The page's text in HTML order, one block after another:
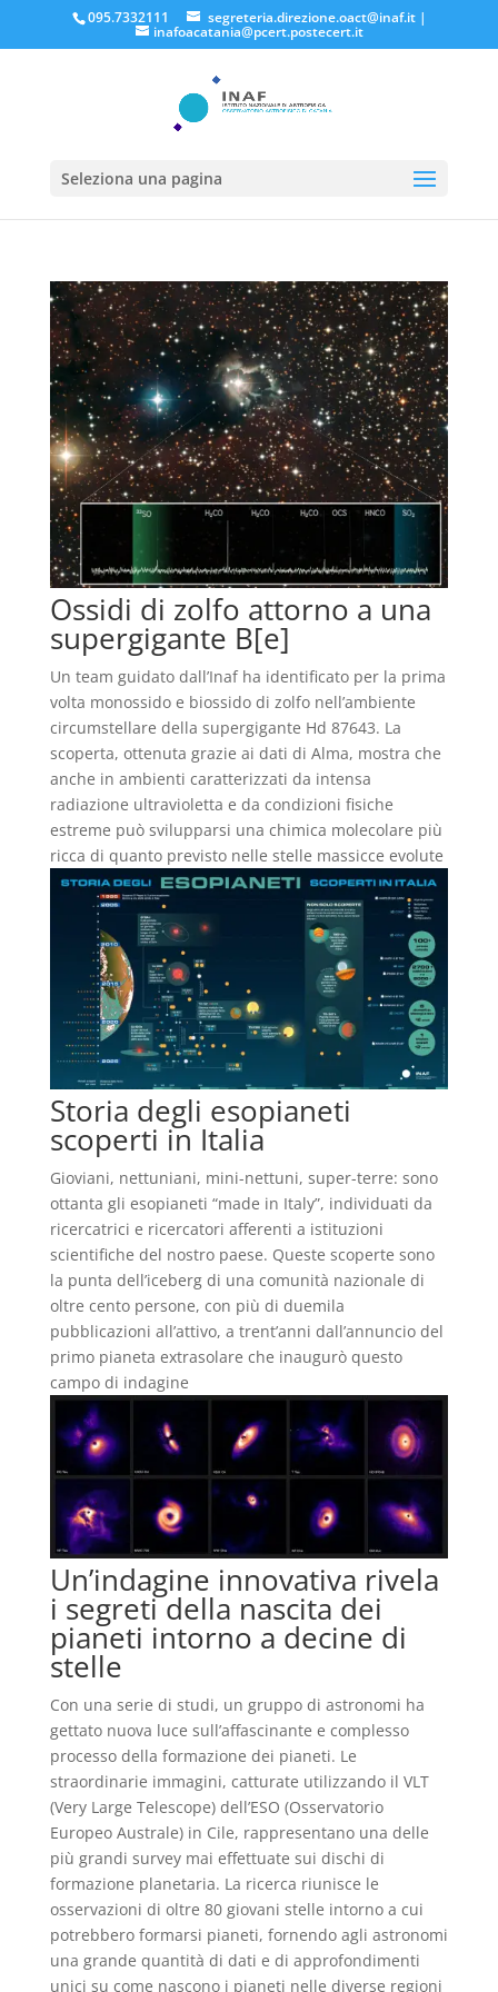
095.7332111 segreteria.direzione.oact@inaf.it|
inafoacatania@pcert.postecert.it
Seleziona una pagina
Ossidi di zolfo attorno a una
supergigante B[e]
Un team guidato dall’Inaf ha identificato per la prima
volta monossido e biossido di zolfo nell’ambiente
circumstellare della supergigante Hd 87643. La
scoperta, ottenuta grazie ai dati di Alma, mostra che
anche in ambienti caratterizzati da intensa
radiazione ultravioletta e da condizioni fisiche
estreme può svilupparsi una chimica molecolare più
ricca di quanto previsto nelle stelle massicce evolute
Storia degli esopianeti
scoperti in Italia
Gioviani, nettuniani, mini-nettuni, super-terre: sono
ottanta gli esopianeti “made in Italy”, individuati da
ricercatrici e ricercatori afferenti a istituzioni
scientifiche del nostro paese. Queste scoperte sono
la punta dell’iceberg di una comunità nazionale di
oltre cento persone, con più di duemila
pubblicazioni all’attivo, a trent’anni dall’annuncio del
primo pianeta extrasolare che inaugurò questo
campo di indagine
Un’indagine innovativa rivela
i segreti della nascita dei
pianeti intorno a decine di
stelle
Con una serie di studi, un gruppo di astronomi ha
gettato nuova luce sull’affascinante e complesso
processo della formazione dei pianeti. Le
straordinarie immagini, catturate utilizzando il VLT
(Very Large Telescope) dell’ESO (Osservatorio
Europeo Australe) in Cile, rappresentano una delle
più grandi survey mai effettuate sui dischi di
formazione planetaria. La ricerca riunisce le
osservazioni di oltre 80 giovani stelle intorno a cui
potrebbero formarsi pianeti, fornendo agli astronomi
una grande quantità di dati e di approfondimenti
unici su come nascono i pianeti nelle diverse regioni